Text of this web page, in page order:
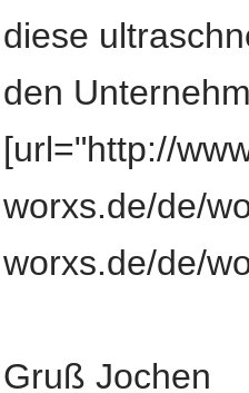
diese
den
[url="http://
worxs.de/de/
worxs.de/de/
Gruß Jochen